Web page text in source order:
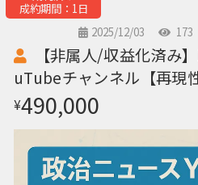
成約期間：1日
2025/12/03
173
【非属人/収益化済み
uTubeチャンネル【再現
¥490,000